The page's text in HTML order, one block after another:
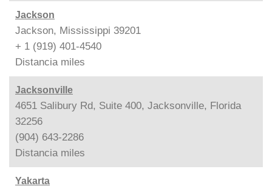
Jackson
Jackson, Mississippi 39201
+ 1 (919) 401-4540
Distancia miles
Jacksonville
4651 Salibury Rd, Suite 400, Jacksonville, Florida
32256
(904) 643-2286
Distancia miles
Yakarta